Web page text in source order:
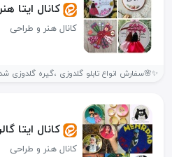
کانال ایتا
کانال هنر و طراحی
✨🌸سفارش انواع تابلو گلدوزی ،گیره گلدوزی
کانال ایتا
کانال هنر و طراحی